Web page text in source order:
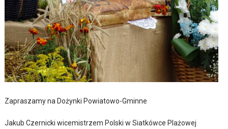
Zapraszamy na Dożynki Powiatowo-Gminne
Jakub Czernicki wicemistrzem Polski w Siatkówce Plażowej